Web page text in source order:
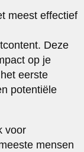
meest effectief
Deze
op je
eerste
potentiële
voor
mensen